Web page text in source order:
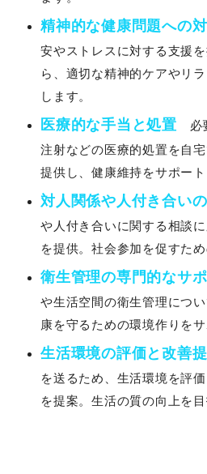
精神的な健康問題への
安やストレスに対する支援
ら、適切な精神的ケアやリ
します。
医療的な手当と処置 必
注射などの医療的処置を自
提供し、健康維持をサポート
対人関係や人付き合い
や人付き合いに関する相談
を提供。社会参加を促すた
衛生管理の専門的なサ
や生活空間の衛生管理につ
康を守るための環境作りをサ
生活環境の評価と改善
を送るため、生活環境を評
を提案。生活の質の向上を目